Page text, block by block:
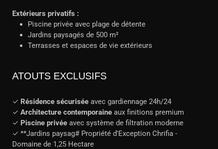
Extérieurs privatifs :
Piscine privée avec plage de détente
Jardins paysagés de 500 m²
Terrasses et espaces de vie extérieurs
ATOUTS EXCLUSIFS
✓ Résidence sécurisée avec gardiennage 24h/24
✓ Architecture contemporaine aux finitions premium
✓ Piscine privée avec système de filtration moderne
✓ **Jardins paysag# Propriété d'Exception Chrifia -
Domaine de 1,25 Hectare